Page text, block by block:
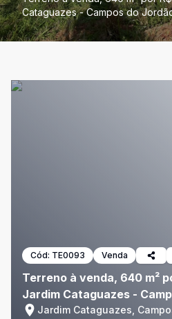
Cataguazes - Campos do
Cód: TE0093 Venda
Terreno à venda, 640 m²
Jardim Cataguazes -
Jardim Cataguazes,